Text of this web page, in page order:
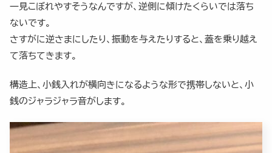
一見こぼれやすそうなんですが、逆側に傾けたくらいでは落ち
ないです。
さすがに逆さまにしたり、振動を与えたりすると、蓋を乗り越え
て落ちてきます。
構造上、小銭入れが横向きになるような形で携帯しないと、小
銭のジャラジャラ音がします。